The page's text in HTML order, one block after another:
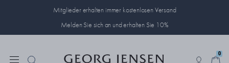
Mitglieder erhalten immer kostenlosen Versand
Melden Sie sich an und erhalten Sie 10%
0